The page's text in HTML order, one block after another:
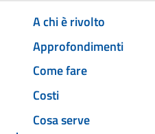
A chi è rivolto
Approfondimenti
Come fare
Costi
Cosa serve